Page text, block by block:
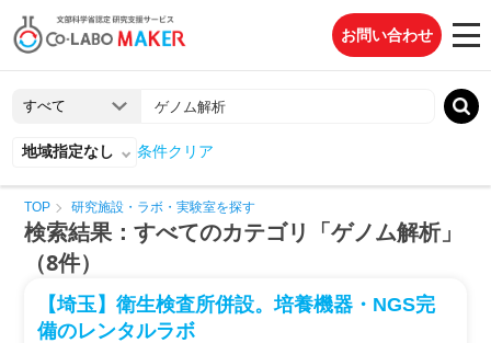
お問い合わせ
地域指定なし 条件クリア
TOP 研究施設・ラボ・実験室を探す
検索結果：すべてのカテゴリ「ゲノム解析」
（8件）
【埼玉】衛生検査所併設。培養機器・NGS完
備のレンタルラボ